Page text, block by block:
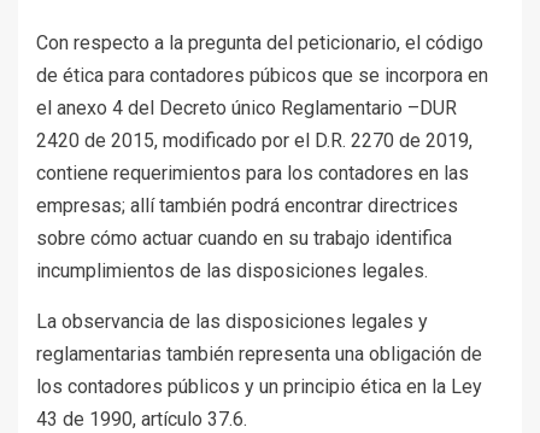
Con respecto a la pregunta del peticionario, el código
de ética para contadores púbicos que se incorpora en
el anexo 4 del Decreto único Reglamentario –DUR
2420 de 2015, modificado por el D.R. 2270 de 2019,
contiene requerimientos para los contadores en las
empresas; allí también podrá encontrar directrices
sobre cómo actuar cuando en su trabajo identifica
incumplimientos de las disposiciones legales.
La observancia de las disposiciones legales y
reglamentarias también representa una obligación de
los contadores públicos y un principio ética en la Ley
43 de 1990, artículo 37.6.